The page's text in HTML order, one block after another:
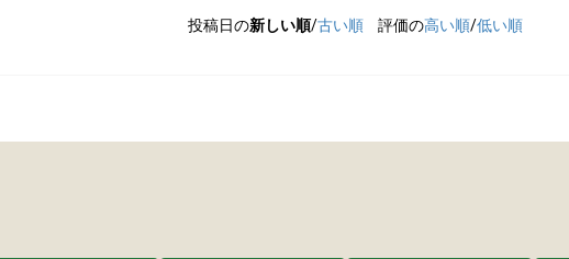
投稿日の新しい順/古い順 評価の高い順/低い順